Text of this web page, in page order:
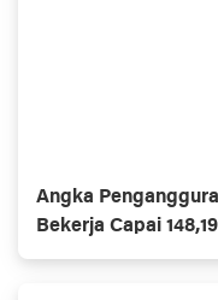
Angka
Bekerja Capai